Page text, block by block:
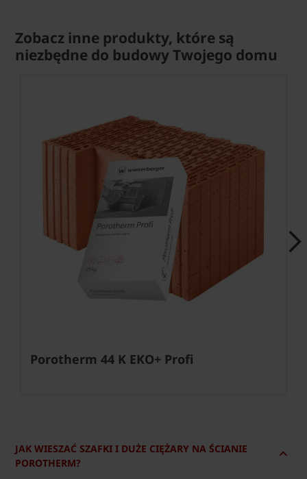
Zobacz inne produkty, które są
niezbędne do budowy Twojego domu
Porotherm 44 K EKO+ Profi
Next
JAK WIESZAĆ SZAFKI I DUŻE CIĘŻARY NA ŚCIANIE
POROTHERM?